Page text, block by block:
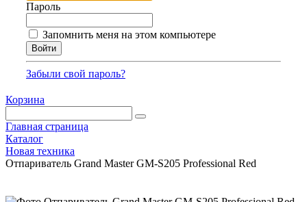
Пароль
Запомнить меня на этом компьютере
Забыли свой пароль?
Корзина
Главная страница
Каталог
Новая техника
Отпариватель Grand Master GM-S205 Professional Red